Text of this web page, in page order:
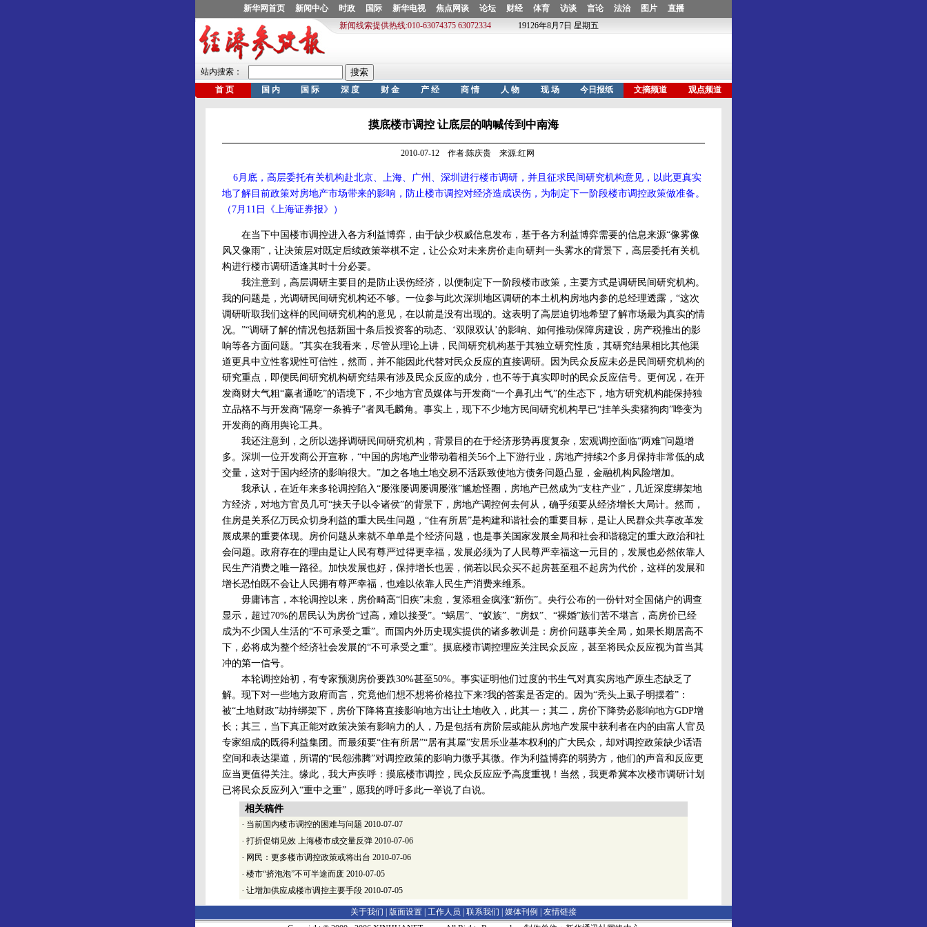
摸底楼市调控 让底层的呐喊传到中南海
2010-07-12 作者:陈庆贵 来源:红网
6月底，高层委托有关机构赴北京、上海、广州、深圳进行楼市调研，并且征求民间研究机构意见，以此更真实
地了解目前政策对房地产市场带来的影响，防止楼市调控对经济造成误伤，为制定下一阶段楼市调控政策做准备。
（7月11日《上海证券报》）
在当下中国楼市调控进入各方利益博弈，由于缺少权威信息发布，基于各方利益博弈需要的信息来源“像雾像
风又像雨”，让决策层对既定后续政策举棋不定，让公众对未来房价走向研判一头雾水的背景下，高层委托有关机
构进行楼市调研适逢其时十分必要。
我注意到，高层调研主要目的是防止误伤经济，以便制定下一阶段楼市政策，主要方式是调研民间研究机构。
我的问题是，光调研民间研究机构还不够。一位参与此次深圳地区调研的本土机构房地内参的总经理透露，“这次
调研听取我们这样的民间研究机构的意见，在以前是没有出现的。这表明了高层迫切地希望了解市场最为真实的情
况。”“调研了解的情况包括新国十条后投资客的动态、‘双限双认’的影响、如何推动保障房建设，房产税推出的影
响等各方面问题。”其实在我看来，尽管从理论上讲，民间研究机构基于其独立研究性质，其研究结果相比其他渠
道更具中立性客观性可信性，然而，并不能因此代替对民众反应的直接调研。因为民众反应未必是民间研究机构的
研究重点，即便民间研究机构研究结果有涉及民众反应的成分，也不等于真实即时的民众反应信号。更何况，在开
发商财大气粗“赢者通吃”的语境下，不少地方官员媒体与开发商“一个鼻孔出气”的生态下，地方研究机构能保持独
立品格不与开发商“隔穿一条裤子”者凤毛麟角。事实上，现下不少地方民间研究机构早已“挂羊头卖猪狗肉”哗变为
开发商的商用舆论工具。
我还注意到，之所以选择调研民间研究机构，背景目的在于经济形势再度复杂，宏观调控面临“两难”问题增
多。深圳一位开发商公开宣称，“中国的房地产业带动着相关56个上下游行业，房地产持续2个多月保持非常低的成
交量，这对于国内经济的影响很大。”加之各地土地交易不活跃致使地方债务问题凸显，金融机构风险增加。
我承认，在近年来多轮调控陷入“屡涨屡调屡调屡涨”尴尬怪圈，房地产已然成为“支柱产业”，几近深度绑架地
方经济，对地方官员几可“挟天子以令诸侯”的背景下，房地产调控何去何从，确乎须要从经济增长大局计。然而，
住房是关系亿万民众切身利益的重大民生问题，“住有所居”是构建和谐社会的重要目标，是让人民群众共享改革发
展成果的重要体现。房价问题从来就不单单是个经济问题，也是事关国家发展全局和社会和谐稳定的重大政治和社
会问题。政府存在的理由是让人民有尊严过得更幸福，发展必须为了人民尊严幸福这一元目的，发展也必然依靠人
民生产消费之唯一路径。加快发展也好，保持增长也罢，倘若以民众买不起房甚至租不起房为代价，这样的发展和
增长恐怕既不会让人民拥有尊严幸福，也难以依靠人民生产消费来维系。
毋庸讳言，本轮调控以来，房价畸高“旧疾”未愈，复添租金疯涨“新伤”。央行公布的一份针对全国储户的调查
显示，超过70%的居民认为房价“过高，难以接受”。“蜗居”、“蚁族”、“房奴”、“裸婚”族们苦不堪言，高房价已经
成为不少国人生活的“不可承受之重”。而国内外历史现实提供的诸多教训是：房价问题事关全局，如果长期居高不
下，必将成为整个经济社会发展的“不可承受之重”。摸底楼市调控理应关注民众反应，甚至将民众反应视为首当其
冲的第一信号。
本轮调控始初，有专家预测房价要跌30%甚至50%。事实证明他们过度的书生气对真实房地产原生态缺乏了
解。现下对一些地方政府而言，究竟他们想不想将价格拉下来?我的答案是否定的。因为“秃头上虱子明摆着”：
被“土地财政”劫持绑架下，房价下降将直接影响地方出让土地收入，此其一；其二，房价下降势必影响地方GDP增
长；其三，当下真正能对政策决策有影响力的人，乃是包括有房阶层或能从房地产发展中获利者在内的由富人官员
专家组成的既得利益集团。而最须要“住有所居”“居有其屋”安居乐业基本权利的广大民众，却对调控政策缺少话语
空间和表达渠道，所谓的“民怨沸腾”对调控政策的影响力微乎其微。作为利益博弈的弱势方，他们的声音和反应更
应当更值得关注。缘此，我大声疾呼：摸底楼市调控，民众反应应予高度重视！当然，我更希冀本次楼市调研计划
已将民众反应列入“重中之重”，愿我的呼吁多此一举说了白说。
相关稿件
· 当前国内楼市调控的困难与问题 2010-07-07
· 打折促销见效 上海楼市成交量反弹 2010-07-06
· 网民：更多楼市调控政策或将出台 2010-07-06
· 楼市“挤泡泡”不可半途而废 2010-07-05
· 让增加供应成楼市调控主要手段 2010-07-05
关于我们 | 版面设置 工作人员 联系我们 媒体刊例
友情链接